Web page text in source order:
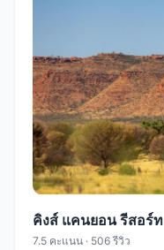
คิงส์ แคนยอน รีสอร์ท
7.5 คะแนน · 506 รีวิว